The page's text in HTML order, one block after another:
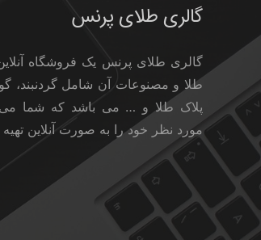
گالری طلای پرنس
گالری طلای پرنس یک فروشگاه
طلا و مصنوعات آن شامل گردنبند،
پلاک طلا و … می باشد که شما می
مورد نظر خود را به صورت آنلاین تهیه